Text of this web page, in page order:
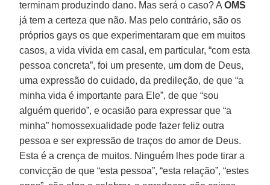
terminam produzindo dano. Mas será o caso? AOMS
já tem a certeza que não. Mas pelo contrário, são os
próprios gays os que experimentaram que em muitos
casos, a vida vivida em casal, em particular, “com esta
pessoa concreta”, foi um presente, um dom de Deus,
uma expressão do cuidado, da predileção, de que “a
minha vida é importante para Ele”, de que “sou
alguém querido”, e ocasião para expressar que “a
minha” homossexualidade pode fazer feliz outra
pessoa e ser expressão de traços do amor de Deus.
Esta é a crença de muitos. Ninguém lhes pode tirar a
convicção de que “esta pessoa”, “esta relação”, “estes